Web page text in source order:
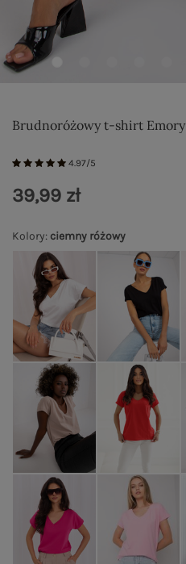
Brudnoróżowy t-shirt Emory
4.97/5
Kolory: ciemny różowy
39,99 zł